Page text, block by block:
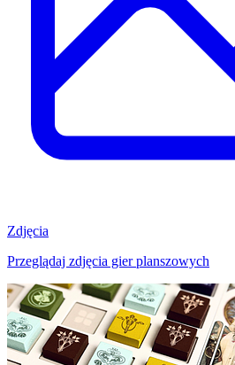
Zdjęcia
Przeglądaj zdjęcia gier planszowych